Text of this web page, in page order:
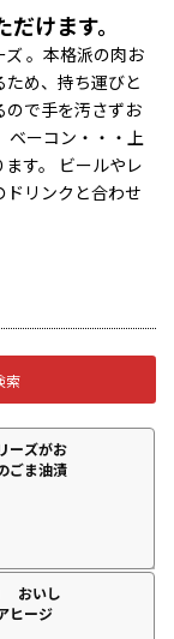
けます。
。本格派の肉お
め、持ち運びと
ので手を汚さずお
ベーコン・・・上
す。 ビールやレ
リンクと合わせ
索
ーズがお
ごま油漬
おいし
ヒージ